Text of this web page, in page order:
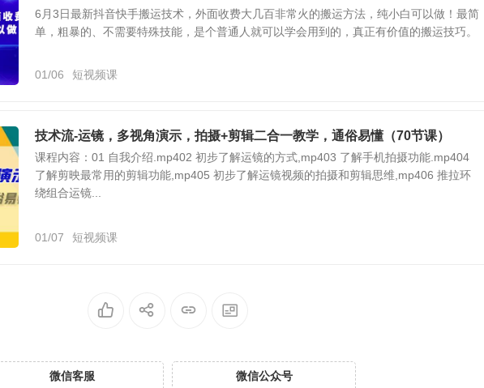
6月3日最新抖音快手搬运技术，外面收费大几百非常火的搬运方法，纯小白可以做！最简
单，粗暴的、不需要特殊技能，是个普通人就可以学会用到的，真正有价值的搬运技巧。
01/06 短视频课
技术流-运镜，多视角演示，拍摄+剪辑二合一教学，通俗易懂（70节课）
课程内容：01 自我介绍.mp402 初步了解运镜的方式,mp403 了解手机拍摄功能.mp404
了解剪映最常用的剪辑功能,mp405 初步了解运镜视频的拍摄和剪辑思维,mp406 推拉环
绕组合运镜...
01/07 短视频课
微信客服
微信公众号